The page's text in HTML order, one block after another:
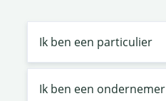
Ik ben een particulier
Ik ben een ondernemer